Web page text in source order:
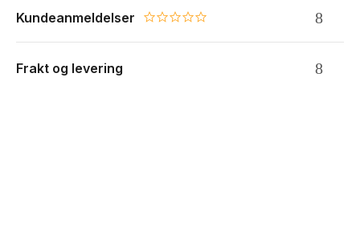
Kundeanmeldelser 0.0 star rating
Frakt og levering